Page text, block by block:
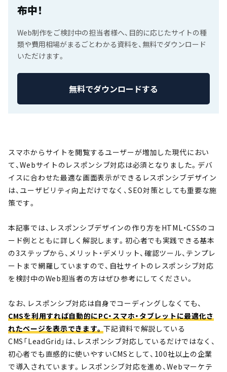
布中！
Web制作をご検討中の担当者様へ、目的に応じたサイトの種
類や費用相場がまるごとわかる資料を、無料でダウンロード
いただけます。
無料でダウンロードする
スマホからサイトを閲覧するユーザーが増加した現代におい
て、Webサイトのレスポンシブ対応は必須となりました。デバ
イスに合わせた最適な画面表示ができるレスポンシブデザイン
は、ユーザビリティ向上だけでなく、SEO対策としても重要な施
策です。
本記事では、レスポンシブデザインの作り方をHTML・CSSのコ
ード例とともに詳しく解説します。初心者でも実践できる基本
の3ステップから、メリット・デメリット、確認ツール、テンプレ
ートまで網羅していますので、自社サイトのレスポンシブ対応
を検討中のWeb担当者の方はぜひ参考にしてください。
なお、レスポンシブ対応は自身でコーディングしなくても、
CMSを利用すれば自動的にPC・スマホ・タブレットに最適化さ
れたページを表示できます。下記資料で解説している
CMS「LeadGrid」は、レスポンシブ対応しているだけではなく、
初心者でも直感的に使いやすいCMSとして、100社以上の企業
で導入されています。レスポンシブ対応を進め、Webマーケテ